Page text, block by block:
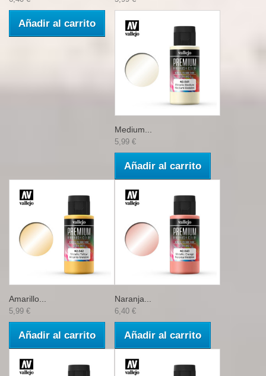
Añadir al carrito
Medium...
5,99 €
Añadir al carrito
Amarillo...
5,99 €
Añadir al carrito
Naranja...
6,40 €
Añadir al carrito